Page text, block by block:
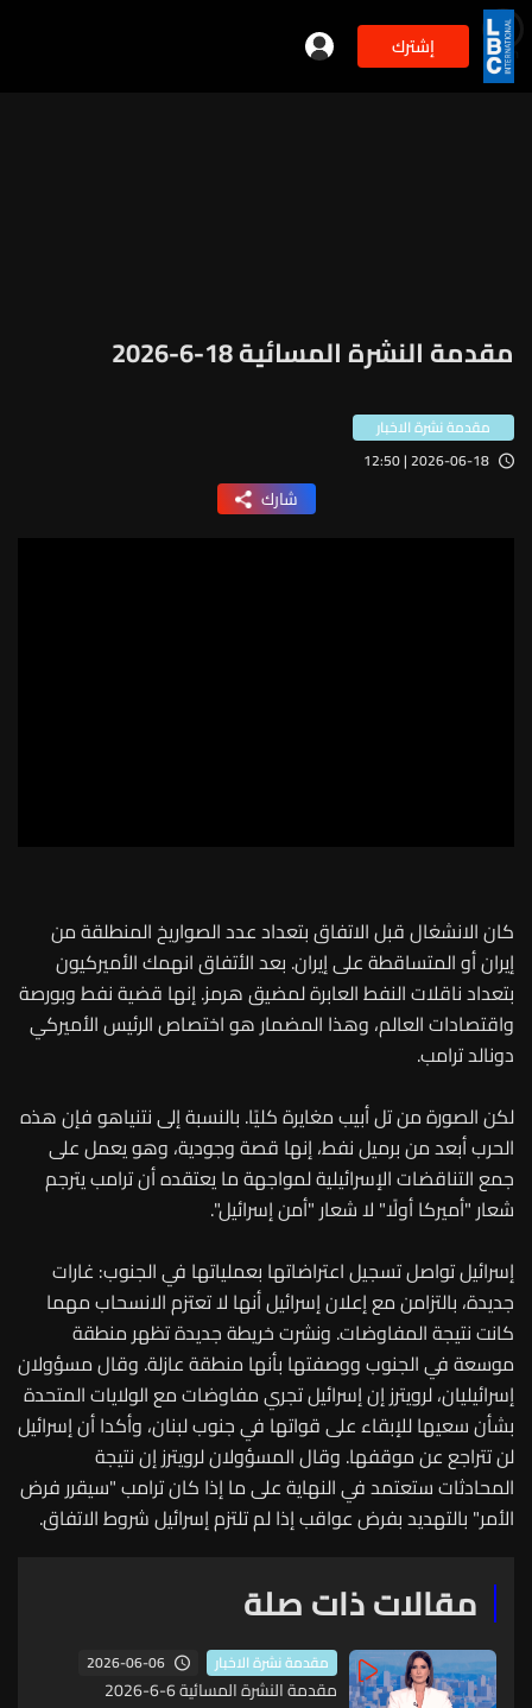
إشترك 2min
مقدمة النشرة المسائية 18-6-2026
مقدمة نشرة الاخبار
2026-06-18 | 12:50
شارك
كان الانشغال قبل الاتفاق بتعداد عدد الصواريخ المنطلقة من
إيران أو المتساقطة على إيران. بعد الأتفاق انهمك الأميركيون
بتعداد ناقلات النفط العابرة لمضيق هرمز. إنها قضية نفط وبورصة
واقتصادات العالم، وهذا المضمار هو اختصاص الرئيس الأميركي
دونالد ترامب.
لكن الصورة من تل أبيب مغايرة كليًا. بالنسبة إلى نتنياهو فإن هذه
الحرب أبعد من برميل نفط، إنها قصة وجودية، وهو يعمل على
جمع التناقضات الإسرائيلية لمواجهة ما يعتقده أن ترامب يترجم
شعار "أميركا أولًا" لا شعار "أمن إسرائيل".
إسرائيل تواصل تسجيل اعتراضاتها بعملياتها في الجنوب: غارات
جديدة، بالتزامن مع إعلان إسرائيل أنها لا تعتزم الانسحاب مهما
كانت نتيجة المفاوضات. ونشرت خريطة جديدة تظهر منطقة
موسعة في الجنوب ووصفتها بأنها منطقة عازلة. وقال مسؤولان
إسرائيليان، لرويترز إن إسرائيل تجري مفاوضات مع الولايات المتحدة
بشأن سعيها للإبقاء على قواتها في جنوب لبنان، وأكدا أن إسرائيل
لن تتراجع عن موقفها. وقال المسؤولان لرويترز إن نتيجة
المحادثات ستعتمد في النهاية على ما إذا كان ترامب "سيقرر فرض
الأمر" بالتهديد بفرض عواقب إذا لم تلتزم إسرائيل شروط الاتفاق.
مقالات ذات صلة
مقدمة نشرة الاخبار 2026-06-06
مقدمة النشرة المسائية 6-6-2026